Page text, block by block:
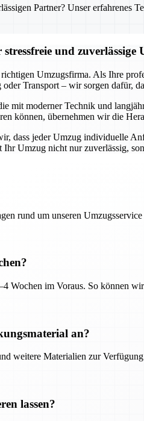
Partner? Unser erfahrenes
und zuverlässige
Umzugsfirma. Als Ihre
Transport – wir sorgen dafür,
mit moderner Technik und
können, übernehmen wir die
dass jeder Umzug individuelle
Ihr Umzug nicht nur zuverlässig,
rund um unseren
Wochen im Voraus. So können
an?
weitere Materialien zur
lassen?